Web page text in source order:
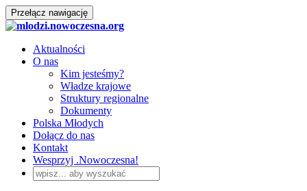
Przełącz nawigację
Aktualności
O nas
Kim jesteśmy?
Władze krajowe
Struktury regionalne
Dokumenty
Polska Młodych
Dołącz do nas
Kontakt
Wesprzyj .Nowoczesna!